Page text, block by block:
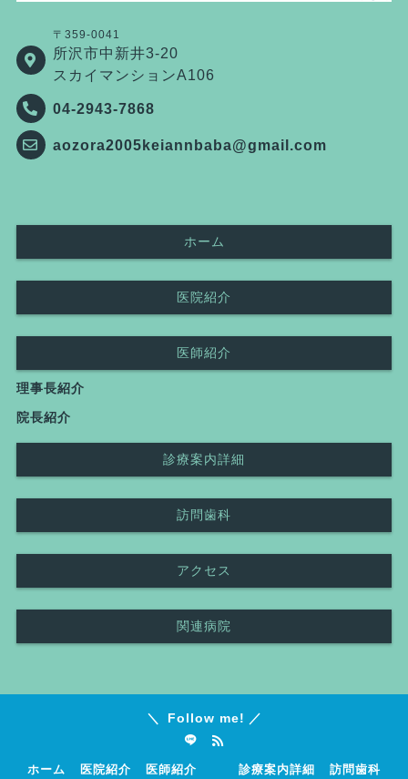
〒359-0041
所沢市中新井3-20
スカイマンションA106
04-2943-7868
aozora2005keiannbaba@gmail.com
ホーム
医院紹介
医師紹介
理事長紹介
院長紹介
診療案内詳細
訪問歯科
アクセス
関連病院
Follow me!
ホーム 医院紹介 医師紹介 診療案内詳細 訪問歯科